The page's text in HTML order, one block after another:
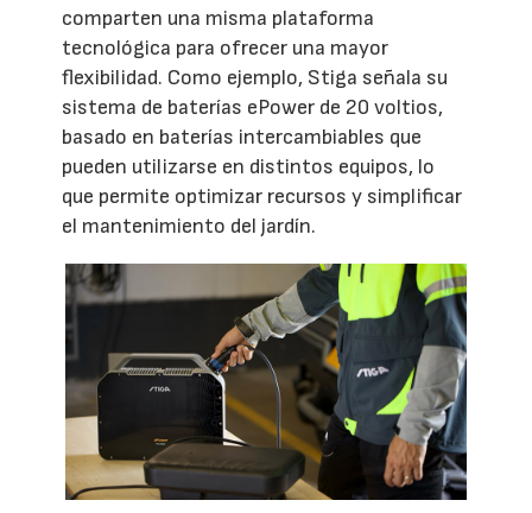
comparten una misma plataforma
tecnológica para ofrecer una mayor
flexibilidad. Como ejemplo, Stiga señala su
sistema de baterías ePower de 20 voltios,
basado en baterías intercambiables que
pueden utilizarse en distintos equipos, lo
que permite optimizar recursos y simplificar
el mantenimiento del jardín.